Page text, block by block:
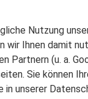
führender
Nutzung
Ihnen damit
Partnern (u. a.
Sie können
unserer